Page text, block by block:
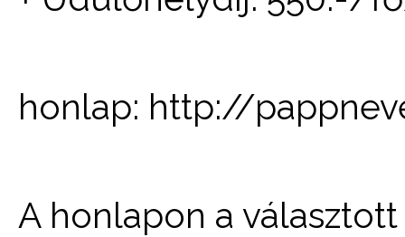
honlap: http://
A honlapon a